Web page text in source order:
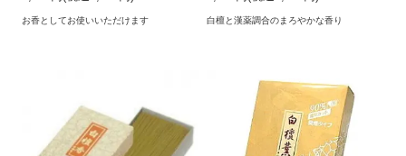
お香としてお使いいただけます 白檀と漢薬調合のまろやかな香り